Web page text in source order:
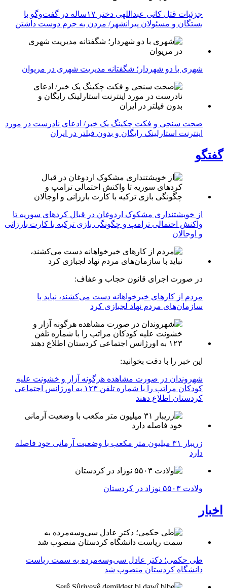
جزئیات قتل کانی عبداللهی دختر ۱۷ساله در گفت‌وگو با
بستگان و مسئولان پیرانشهر/ مردن به جرم دوست داشتن
شهری با دو شهردار؛ شگفتانه مدیریت شهری در مریوان
صحت سنجی و فکت چکینگ یک خبر/ ادعای نادرست در مورد
اینترنت استارلینک رایگان و بدون فیلتر در ایران
گفتگو
از خویشتنداری مشکوک اردوغان در قبال کردهای سوریه تا
واکنش احتمالی ترامپ و چگونگی بازی ترکیه با کارت بارزانی
و اوجالان
در صورت اجرای قانون حجاب و عفاف:
مردم از کارهای خیرخواهانه دست می‌کشند، نباید با
سازمان‌های مردم نهاد لجبازی کرد
این خبر را با دقت بخوانید:
شهروندان در صورت مشاهده هرگونه آزار و خشونت علیه
کودکان مراتب را با شماره تلفن ۱۲۳ به اورژانس اجتماعی
کردستان اطلاع دهند
زریبار ۳۱ میلیون متر مکعب با وضعیت آرمانی خود فاصله
دارد
ولادت ۵۵۰۳ نوزاد در کردستان
اخبار
طی حکمی؛ دکتر عادل سی‌وسه‌مرده به سمت ریاست
دانشگاه کردستان منصوب شد